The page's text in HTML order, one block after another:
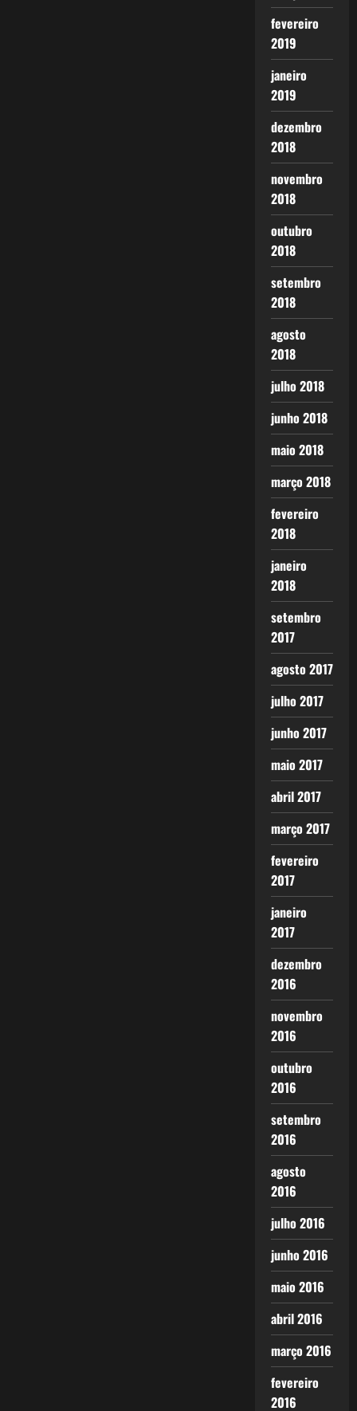
fevereiro
2019
janeiro
2019
dezembro
2018
novembro
2018
outubro
2018
setembro
2018
agosto
2018
julho 2018
junho 2018
maio 2018
março 2018
fevereiro
2018
janeiro
2018
setembro
2017
agosto 2017
julho 2017
junho 2017
maio 2017
abril 2017
março 2017
fevereiro
2017
janeiro
2017
dezembro
2016
novembro
2016
outubro
2016
setembro
2016
agosto
2016
julho 2016
junho 2016
maio 2016
abril 2016
março 2016
fevereiro
2016